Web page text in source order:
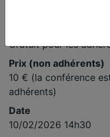
Gratuit pour les
Prix (non adhérents)
10 € (la conférence
adhérents)
Date
10/02/2026 14h30